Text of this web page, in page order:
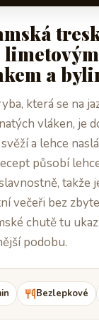
limetovým
a
která se na
vláken, je
a lehce
působí
takže
večeři bez
chutě tu
podobu.
Bezlepkové